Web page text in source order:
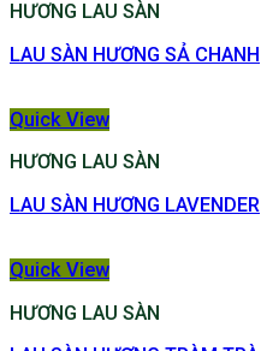
HƯƠNG LAU SÀN
LAU SÀN HƯƠNG SẢ CHANH
Quick View
HƯƠNG LAU SÀN
LAU SÀN HƯƠNG LAVENDER
Quick View
HƯƠNG LAU SÀN